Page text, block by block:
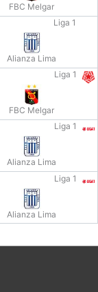
FBC Melgar
Liga 1
Alianza Lima
Liga 1
FBC Melgar
Liga 1
Alianza Lima
Liga 1
Alianza Lima